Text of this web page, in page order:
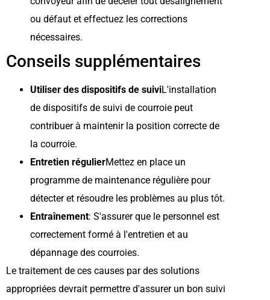
ou défaut et effectuez les corrections
nécessaires.
Conseils supplémentaires
Utiliser des dispositifs de suiviL'installation
de dispositifs de suivi de courroie peut
contribuer à maintenir la position correcte de
la courroie.
Entretien régulierMettez en place un
programme de maintenance régulière pour
détecter et résoudre les problèmes au plus tôt.
Entraînement: S'assurer que le personnel est
correctement formé à l'entretien et au
dépannage des courroies.
Le traitement de ces causes par des solutions
appropriées devrait permettre d'assurer un bon suivi